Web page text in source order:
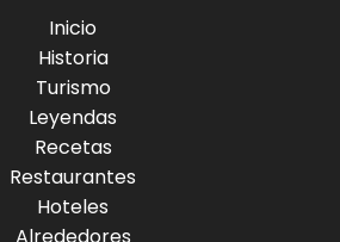
Inicio
Historia
Turismo
Leyendas
Recetas
Restaurantes
Hoteles